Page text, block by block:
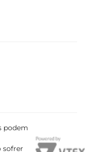
podem
sofrer